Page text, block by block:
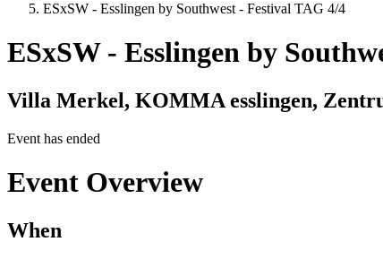
ESxSW - Esslingen by Southwest - Festival TAG 4/4
ESxSW - Esslingen by
Villa Merkel, KOMMA esslingen,
Event has ended
Event Overview
When